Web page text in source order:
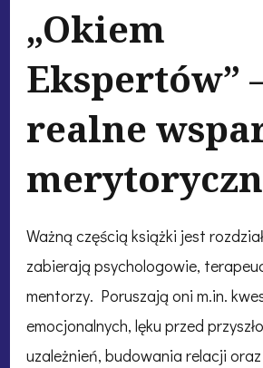
„Okiem
Ekspertów”
realne
Ważną częścią książki jest
zabierają psychologowie,
mentorzy. Poruszają oni m.in.
emocjonalnych, lęku przed
uzależnień, budowania relacji oraz